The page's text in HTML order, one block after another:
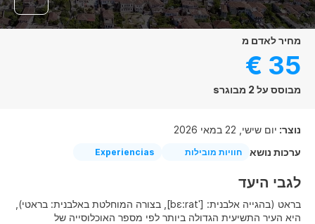
מחיר לאדם מ
35 €
מבוסס על 2 מבוגרs
נוצר: יום שישי, 22 במאי 2026
ערכות נושא
חוויות מובילות Experiencias
לגבי היעד
בראט (בהגייה אלבנית: [ˈbɛ:rat], בצורה המוחלטת באלבנית: בראטי),
היא העיר התשיעית הגדולה ביותר לפי מספר האוכלוסייה של